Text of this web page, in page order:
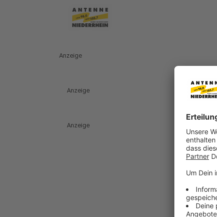
Anzeige
Anzeige
Anzeige